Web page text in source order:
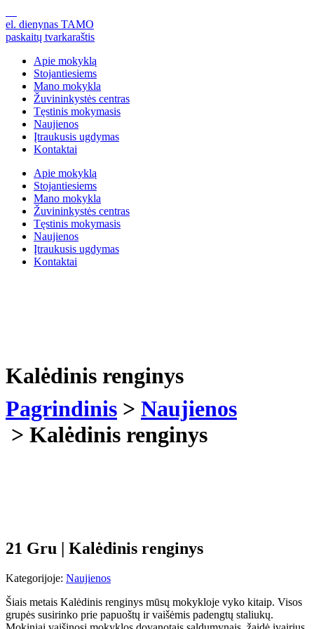
el. dienynas TAMO
paskaitų tvarkaraštis
Apie mokyklą
Stojantiesiems
Mano mokykla
Žuvininkystės centras
Tęstinis mokymasis
Naujienos
Įtraukusis ugdymas
Kontaktai
Apie mokyklą
Stojantiesiems
Mano mokykla
Žuvininkystės centras
Tęstinis mokymasis
Naujienos
Įtraukusis ugdymas
Kontaktai
Kalėdinis renginys
Pagrindinis > Naujienos
> Kalėdinis renginys
21 Gru | Kalėdinis renginys
Kategorijoje: Naujienos
Šiais metais Kalėdinis renginys mūsų mokykloje vyko kitaip. Visos
grupės susirinko prie papuoštų ir vaišėmis padengtų staliukų.